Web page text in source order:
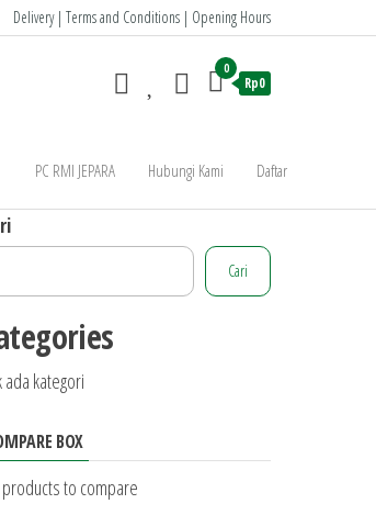
Delivery | Terms and Conditions | Opening Hours
0
Rp0
PC RMI JEPARA Hubungi Kami Daftar
Cari
ada kategori
BOX
to compare